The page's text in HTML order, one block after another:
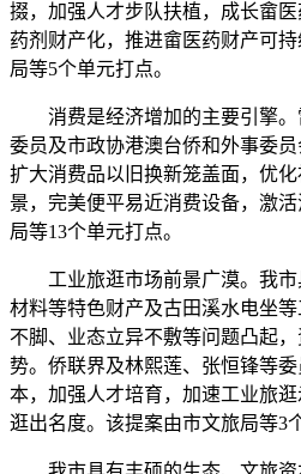
掇，加强人才步队扶植，成长畲
药剂财产化，推进畲医药财产可
局等5个单元打点。
消费是经济增加的主要引擎。
委员及市政协港澳台侨和外事委员
扩大消费品以旧换新笼盖面，优
景，完美便平易近消费设备，激
局等13个单元打点。
工业旅逛市场前景广漠。我市
材料等特色财产及古田溪水电坐
不脚、业态立异不敷等问题凸起
势。侨联界及林熙莲、张恒锋等
本，加强人才培育，加速工业旅
逛出名度。该提案由市文旅局等3